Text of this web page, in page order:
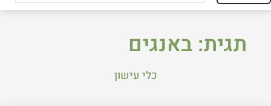
תגית: באנגים
כלי עישון